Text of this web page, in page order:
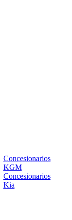
Concesionarios
KGM
Concesionarios
Kia